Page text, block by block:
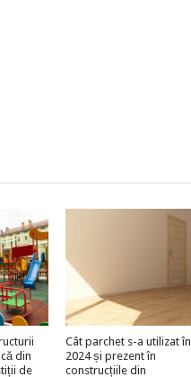
din
de
Cât parchet s-a utilizat în
2024 și prezent în
construcțiile din